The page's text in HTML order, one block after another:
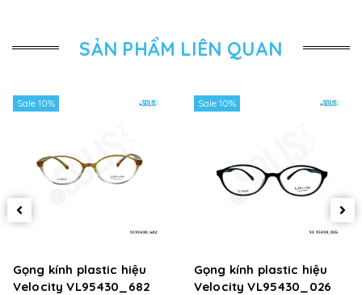
SẢN PHẨM LIÊN QUAN
Sale 10%
Gọng kính plastic hiệu
Velocity VL95430_682
Sale 10%
Gọng kính plastic hiệu
Velocity VL95430_026